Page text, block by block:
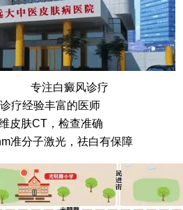
专注白癜风诊疗
疗经验丰富的医师
皮肤CT，检查准确
准分子激光，祛白有保障